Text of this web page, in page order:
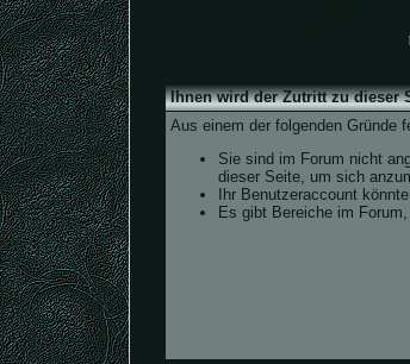
Ihnen wird der Zutritt zu dieser
Aus einem der folgenden Gründe
Sie sind im Forum nicht
dieser Seite, um sich
Ihr Benutzeraccount
Es gibt Bereiche im